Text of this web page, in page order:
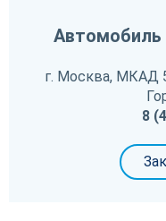
Автомобиль
г. Москва, МКАД
8